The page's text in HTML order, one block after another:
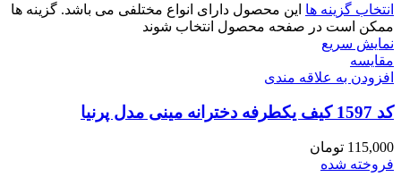
انتخاب گزینه ها این محصول دارای انواع مختلفی می باشد. گزینه ها
ممکن است در صفحه محصول انتخاب شوند
نمایش سریع
مقايسه
افزودن به علاقه مندی
کد 1597 کیف یکطرفه دخترانه مینی مدل پرنیا
115,000 تومان
فروخته شده